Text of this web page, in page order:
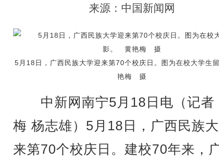
来源：中国新闻网
5月18日，广西民族大学迎来第70个校庆日。图为在校大学生
艳梅 摄
中新网南宁5月18日电（记者
梅 杨志雄）5月18日，广西民族
来第70个校庆日。建校70年来，